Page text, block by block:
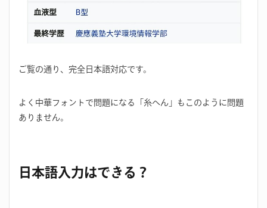
ご覧の通り、完全日本語対応です。
よく中華フォントで問題になる「糸へん」もこのように問題
ありません。
日本語入力はできる？